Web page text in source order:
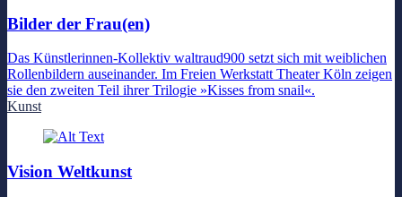
Bilder der Frau(en)
Das Künstlerinnen-Kollektiv waltraud900 setzt sich mit weiblichen
Rollenbildern auseinander. Im Freien Werkstatt Theater Köln zeigen
sie den zweiten Teil ihrer Trilogie »Kisses from snail«.
Kunst
Vision Weltkunst